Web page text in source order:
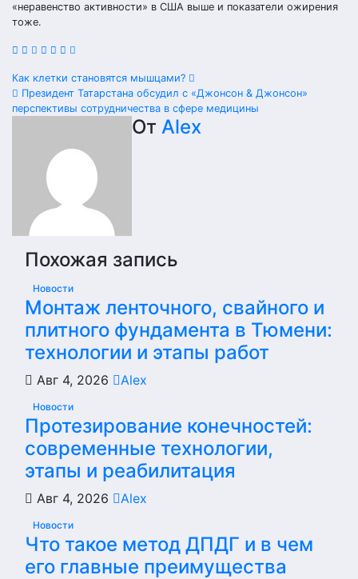
«неравенство активности» в США выше и показатели ожирения
тоже.
Навигация
по
записям
Как клетки становятся мышцами?
Президент Татарстана обсудил с «Джонсон & Джонсон»
перспективы сотрудничества в сфере медицины
От Alex
Похожая запись
Новости
Монтаж ленточного, свайного и
плитного фундамента в Тюмени:
технологии и этапы работ
Авг 4, 2026 Alex
Новости
Протезирование конечностей:
современные технологии,
этапы и реабилитация
Авг 4, 2026 Alex
Новости
Что такое метод ДПДГ и в чем
его главные преимущества